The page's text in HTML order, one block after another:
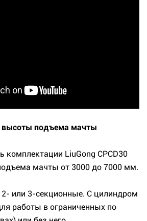
высоты подъема мачты
LiuGong CPCD30
мачты от 3000 до 7000 мм.
или 3-секционные. С цилиндром
работы в ограниченных по